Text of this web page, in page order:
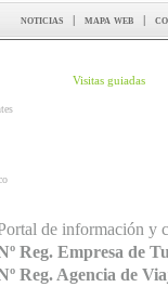
noticias | mapa web |
Visitas guiadas
de información y
Reg. Empresa de
Reg. Agencia de